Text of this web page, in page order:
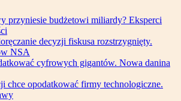
przyniesie budżetowi miliardy? Eksperci
decyzji fiskusa rozstrzygnięty.
NSA
cyfrowych gigantów. Nowa danina
chce opodatkować firmy technologiczne.